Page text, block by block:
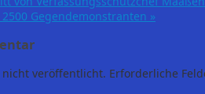
Gegendemonstranten »
nicht veröffentlicht. Erforderliche